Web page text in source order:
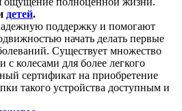
детей.
поддержку и помогают
начать делать первые
Существует множество
с колесами для более легкого
сертификат на приобретение
такого устройства доступным и